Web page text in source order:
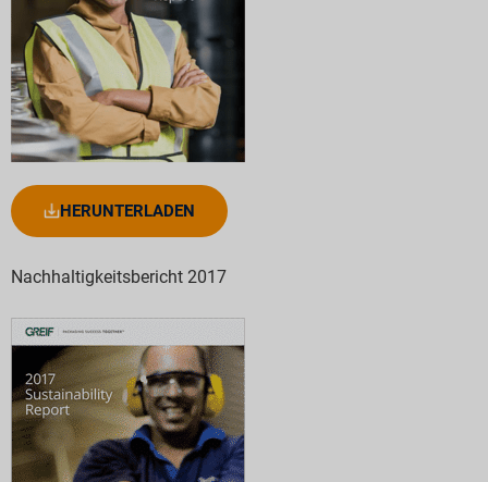
HERUNTERLADEN
Nachhaltigkeitsbericht 2017